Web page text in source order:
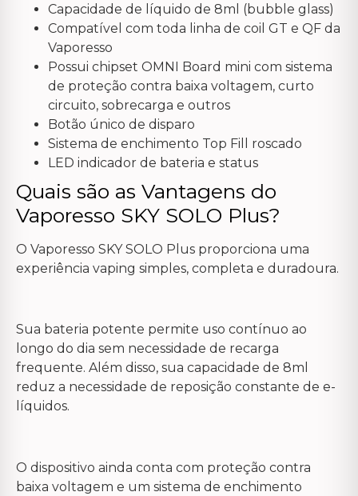
Capacidade de líquido de 8ml (bubble glass)
Compatível com toda linha de coil GT e QF da
Vaporesso
Possui chipset OMNI Board mini com sistema
de proteção contra baixa voltagem, curto
circuito, sobrecarga e outros
Botão único de disparo
Sistema de enchimento Top Fill roscado
LED indicador de bateria e status
Quais são as Vantagens do
Vaporesso SKY SOLO Plus?
O Vaporesso SKY SOLO Plus proporciona uma
experiência vaping simples, completa e duradoura.
Sua bateria potente permite uso contínuo ao
longo do dia sem necessidade de recarga
frequente. Além disso, sua capacidade de 8ml
reduz a necessidade de reposição constante de e-
líquidos.
O dispositivo ainda conta com proteção contra
baixa voltagem e um sistema de enchimento